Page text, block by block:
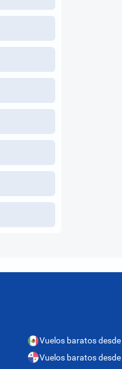
Vuelos baratos
Vuelos baratos